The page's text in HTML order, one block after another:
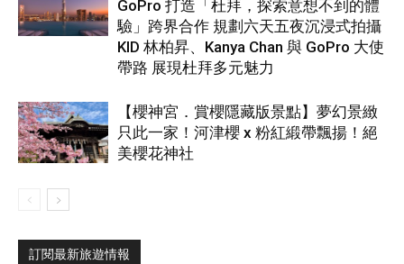
GoPro 打造「杜拜，探索意想不到的體
驗」跨界合作 規劃六天五夜沉浸式拍攝
KID 林柏昇、Kanya Chan 與 GoPro 大使
帶路 展現杜拜多元魅力
【櫻神宮．賞櫻隱藏版景點】夢幻景緻
只此一家！河津櫻 x 粉紅緞帶飄揚！絕
美櫻花神社
訂閱最新旅遊情報